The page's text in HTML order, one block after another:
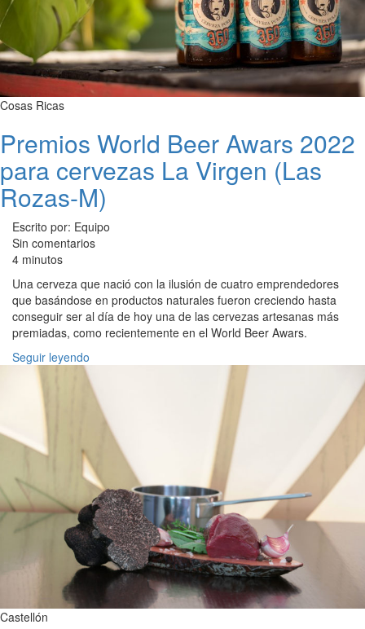
Cosas Ricas
Premios World Beer Awars 2022
para cervezas La Virgen (Las
Rozas-M)
Escrito por: Equipo
Sin comentarios
4 minutos
Una cerveza que nació con la ilusión de cuatro emprendedores
que basándose en productos naturales fueron creciendo hasta
conseguir ser al día de hoy una de las cervezas artesanas más
premiadas, como recientemente en el World Beer Awars.
Seguir leyendo
Castellón